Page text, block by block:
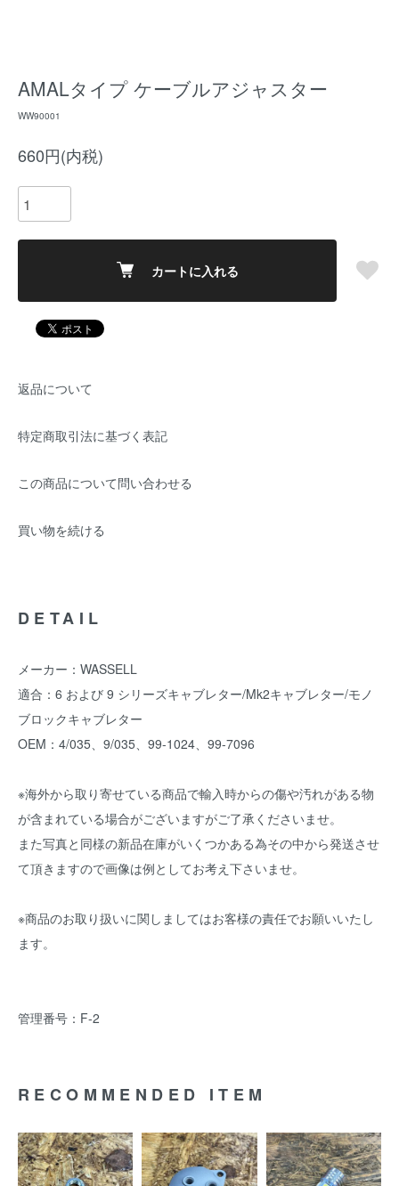
AMALタイプ ケーブルアジャスター
WW90001
660円(内税)
カートに入れる
返品について
特定商取引法に基づく表記
この商品について問い合わせる
買い物を続ける
DETAIL
メーカー：WASSELL
適合：6 および 9 シリーズキャブレター/Mk2キャブレター/モノ
ブロックキャブレター
OEM：4/035、9/035、99-1024、99-7096
※海外から取り寄せている商品で輸入時からの傷や汚れがある物
が含まれている場合がございますがご了承くださいませ。
また写真と同様の新品在庫がいくつかある為その中から発送させ
て頂きますので画像は例としてお考え下さいませ。
※商品のお取り扱いに関しましてはお客様の責任でお願いいたし
ます。
管理番号：F-2
RECOMMENDED ITEM